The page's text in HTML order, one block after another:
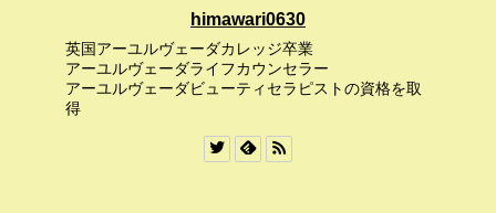
himawari0630
英国アーユルヴェーダカレッジ卒業
アーユルヴェーダライフカウンセラー
アーユルヴェーダビューティセラピストの資格を取
得